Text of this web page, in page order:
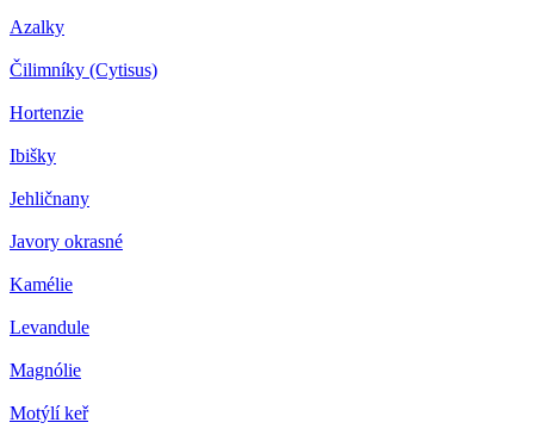
Azalky
Čilimníky (Cytisus)
Hortenzie
Ibišky
Jehličnany
Javory okrasné
Kamélie
Levandule
Magnólie
Motýlí keř